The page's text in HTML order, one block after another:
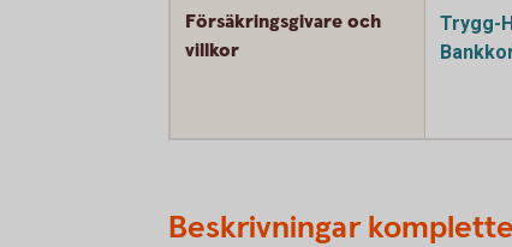
Försäkringsgivare och
villkor
Trygg-
Beskrivningar